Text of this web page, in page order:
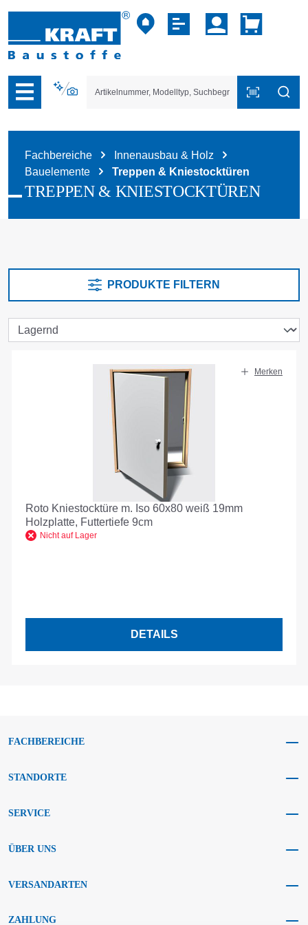
der B2B-Plattform springen
Fachbereiche
Innenausbau & Holz
Bauelemente
Treppen & Kniestocktüren
TREPPEN & KNIESTOCKTÜREN
PRODUKTE FILTERN
Merken
Roto Kniestocktüre m. Iso 60x80 weiß 19mm
Holzplatte, Futtertiefe 9cm
Nicht auf Lager
DETAILS
FACHBEREICHE
STANDORTE
SERVICE
ÜBER UNS
VERSANDARTEN
ZAHLUNG